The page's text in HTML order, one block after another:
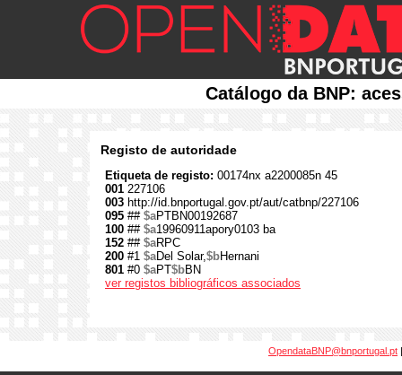
Catálogo da BNP:
Registo de autoridade
Etiqueta de registo: 00174nx a2200085n 45
001 227106
003 http://id.bnportugal.gov.pt/aut/catbnp/227106
095 ## $aPTBN00192687
100 ## $a19960911apory0103 ba
152 ## $aRPC
200 #1 $aDel Solar,$bHernani
801 #0 $aPT$bBN
ver registos bibliográficos associados
OpendataBNP@bnportugal.pt